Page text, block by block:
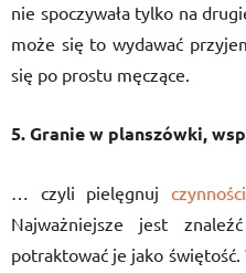
nie spoczywała tylko na
może się to wydawać
się po prostu męczące.
5. Granie w planszówki,
… czyli pielęgnuj
Najważniejsze jest
potraktować je jako